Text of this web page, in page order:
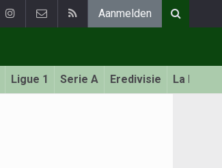
Aanmelden
Ligue 1 Serie A Eredivisie La Liga